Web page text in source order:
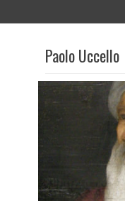
Paolo Uccello